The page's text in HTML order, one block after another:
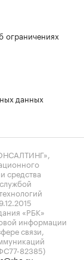
ограничениях
данных
средства
«РБК»
информации
связи,
82385)